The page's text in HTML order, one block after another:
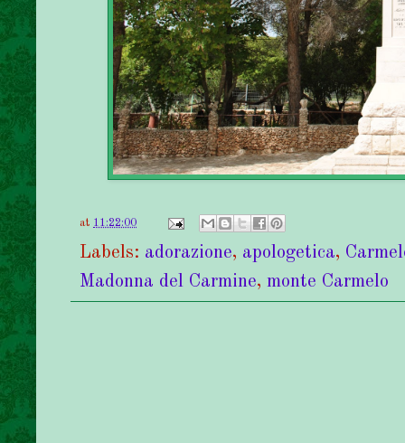
at 11:22:00
Labels: adorazione, apologetica,
Madonna del Carmine, monte Carmelo